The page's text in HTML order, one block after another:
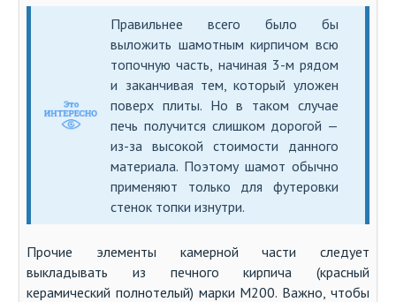
Правильнее всего было бы
выложить шамотным кирпичом всю
топочную часть, начиная 3-м рядом
и заканчивая тем, который уложен
поверх плиты. Но в таком случае
печь получится слишком дорогой —
из-за высокой стоимости данного
материала. Поэтому шамот обычно
применяют только для футеровки
стенок топки изнутри.
Прочие элементы камерной части следует
выкладывать из печного кирпича (красный
керамический полнотелый) марки М200. Важно, чтобы